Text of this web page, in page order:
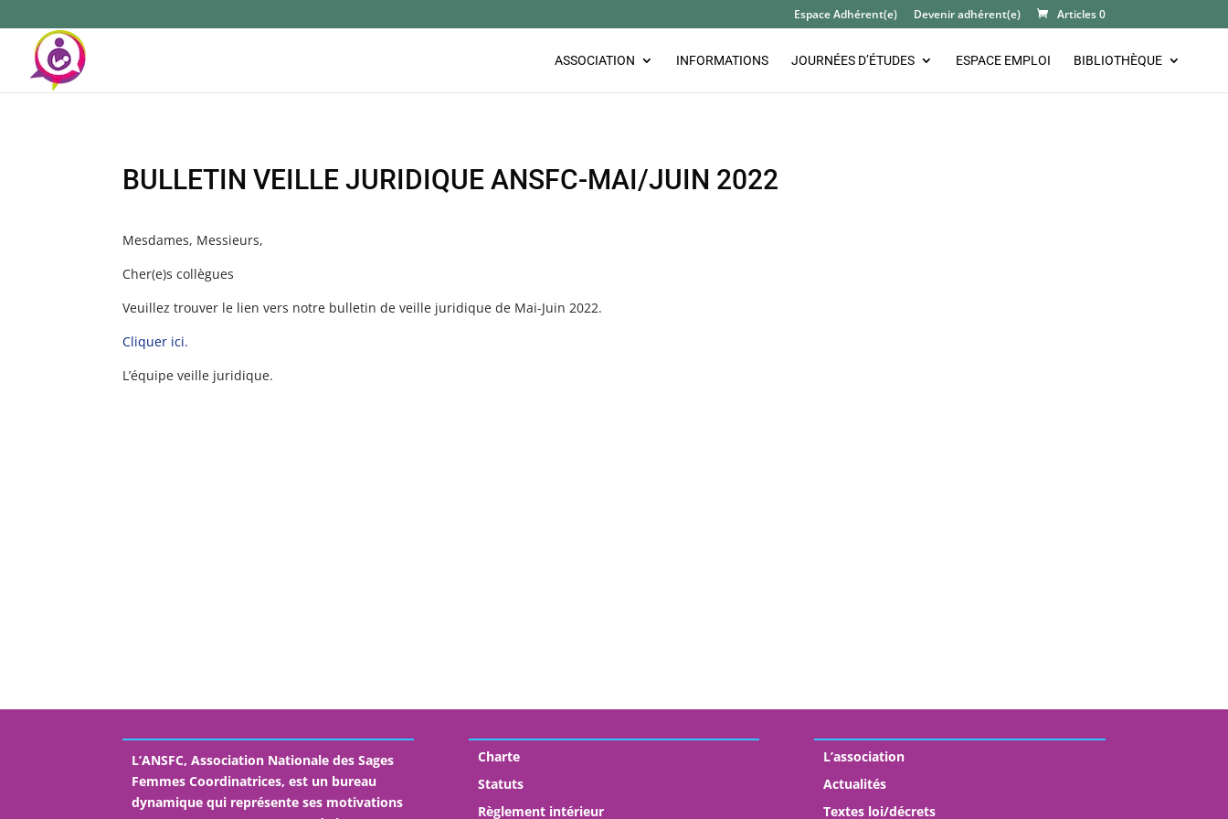
Espace Adhérent(e) Devenir adhérent(e) Articles 0
ASSOCIATION INFORMATIONS JOURNÉES D’ÉTUDES ESPACE EMPLOI BIBLIOTHÈQUE
BULLETIN VEILLE JURIDIQUE ANSFC-MAI/JUIN 2022
Mesdames, Messieurs,
Cher(e)s collègues
Veuillez trouver le lien vers notre bulletin de veille juridique de Mai-Juin 2022.
Cliquer ici.
L’équipe veille juridique.
L’ANSFC, Association Nationale des Sages
Femmes Coordinatrices, est un bureau
dynamique qui représente ses motivations
Charte
Statuts
Règlement intérieur
L’association
Actualités
Textes loi/décrets